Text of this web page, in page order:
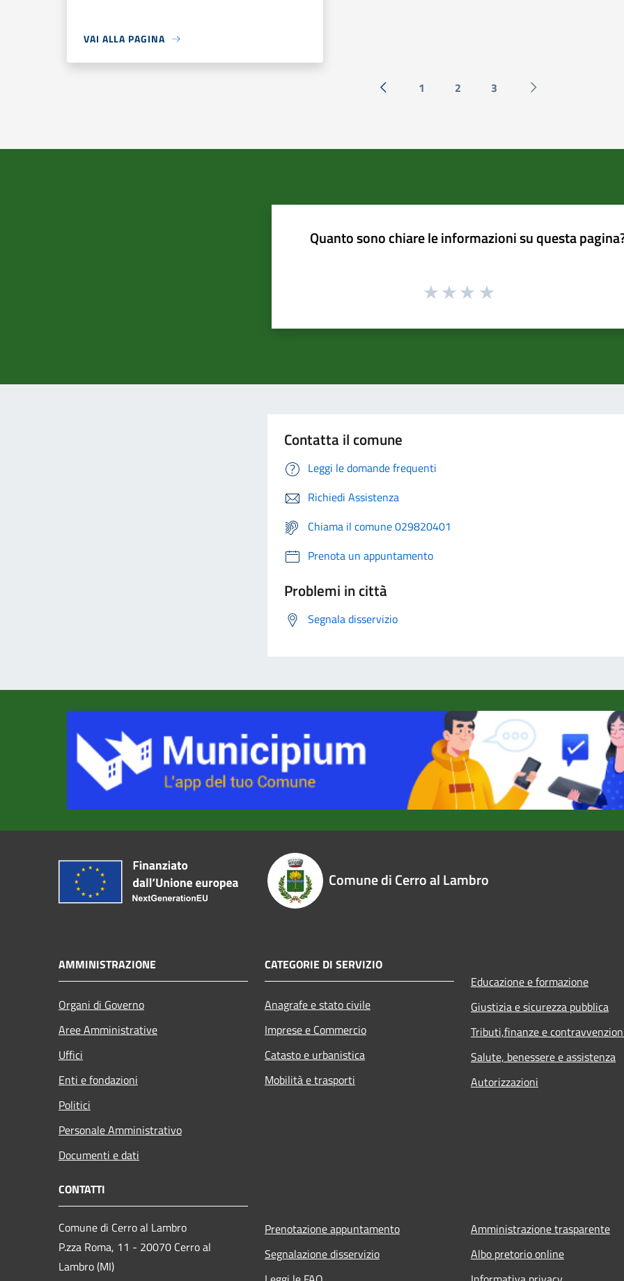
VAI ALLA PAGINA
« Precedente
1 2 3
Successiva »
Quanto sono chiare le informazioni su questa
Contatta il comune
Leggi le domande frequenti
Richiedi Assistenza
Chiama il comune 029820401
Prenota un appuntamento
Problemi in città
Segnala disservizio
Comune di Cerro al Lambro
AMMINISTRAZIONE
Organi di Governo
Aree Amministrative
Uffici
Enti e fondazioni
Politici
Personale Amministrativo
Documenti e dati
CATEGORIE DI SERVIZIO
Anagrafe e stato civile
Imprese e Commercio
Catasto e urbanistica
Mobilità e trasporti
Educazione e formazione
Giustizia e sicurezza pubblica
Tributi,finanze e
Salute, benessere e assistenza
Autorizzazioni
CONTATTI
Comune di Cerro al Lambro
P.zza Roma, 11 - 20070 Cerro al
Lambro (MI)
Prenotazione appuntamento
Segnalazione disservizio
Amministrazione trasparente
Albo pretorio online